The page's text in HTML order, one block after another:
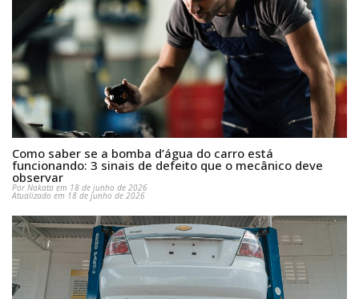
Como saber se a bomba d’água do carro está
funcionando: 3 sinais de defeito que o mecânico deve
observar
Por Nakata em 18 de junho de 2026
Atualizado em 18 de junho de 2026